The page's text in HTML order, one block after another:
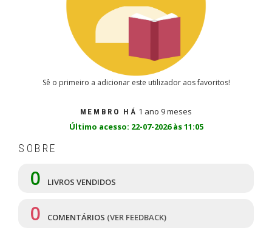
Sê o primeiro a adicionar este utilizador aos favoritos!
MEMBRO HÁ 1 ano 9 meses
Último acesso: 22-07-2026 às 11:05
SOBRE
0 LIVROS VENDIDOS
0 COMENTÁRIOS (VER FEEDBACK)